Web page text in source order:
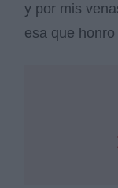
y por mis
esa que